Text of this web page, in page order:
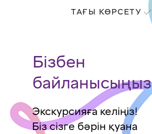
ТАҒЫ КӨРСЕТУ
Бізбен
байланысыңыз
Экскурсияға келіңіз!
Біз сізге бәрін қуана